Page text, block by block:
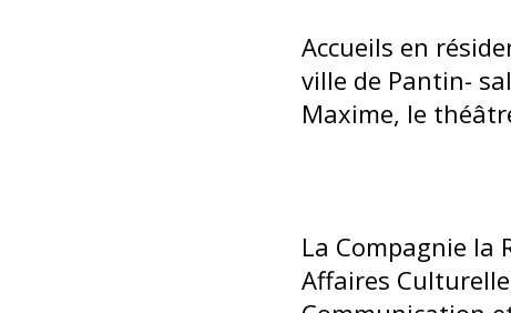
Accueils en
ville de Pantin-
Maxime, le
La Compagnie la
Affaires